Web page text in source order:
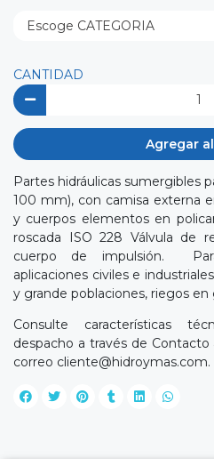
CANTIDAD
Agregar
Partes hidráulicas sumergibles
100 mm), con camisa externa
y cuerpos elementos en
roscada ISO 228 Válvula de
cuerpo de impulsión.
aplicaciones civiles e
y grande poblaciones, riegos en
Consulte características
despacho a través de
correo cliente@hidroymas.com.